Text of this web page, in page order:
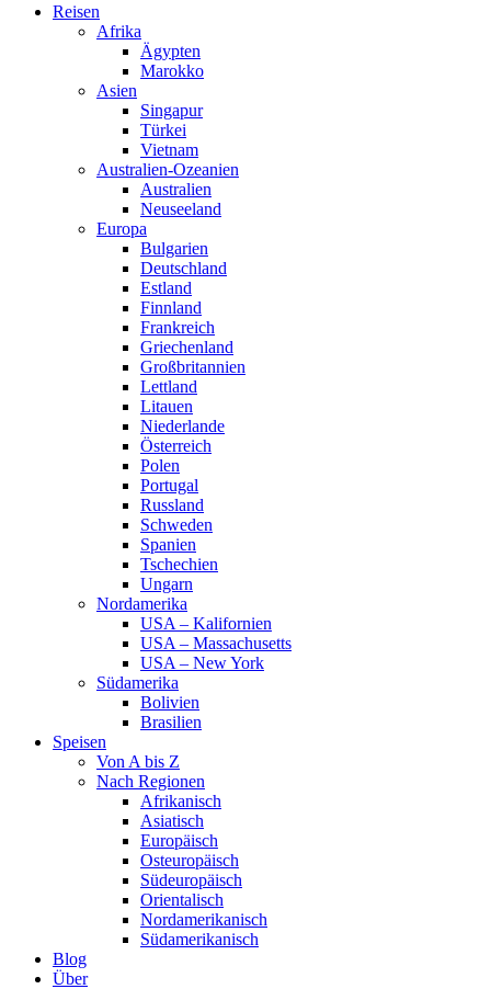
Reisen
Afrika
Ägypten
Marokko
Asien
Singapur
Türkei
Vietnam
Australien-Ozeanien
Australien
Neuseeland
Europa
Bulgarien
Deutschland
Estland
Finnland
Frankreich
Griechenland
Großbritannien
Lettland
Litauen
Niederlande
Österreich
Polen
Portugal
Russland
Schweden
Spanien
Tschechien
Ungarn
Nordamerika
USA – Kalifornien
USA – Massachusetts
USA – New York
Südamerika
Bolivien
Brasilien
Speisen
Von A bis Z
Nach Regionen
Afrikanisch
Asiatisch
Europäisch
Osteuropäisch
Südeuropäisch
Orientalisch
Nordamerikanisch
Südamerikanisch
Blog
Über